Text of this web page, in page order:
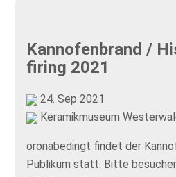
Kannofenbrand /
firing 2021
24. Sep 2021
Keramikmuseum
oronabedingt findet der
Publikum statt. Bitte